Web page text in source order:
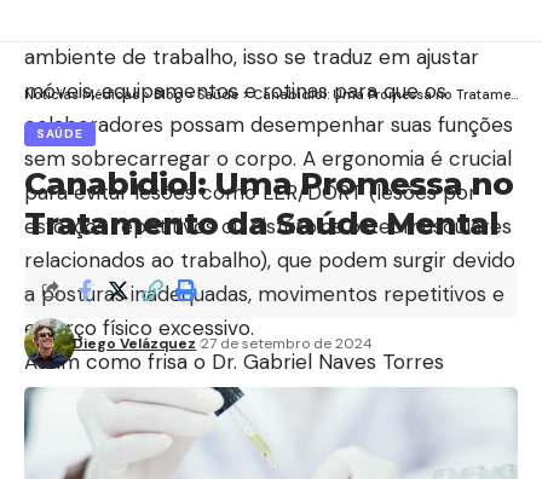
ambiente de trabalho, isso se traduz em ajustar
móveis, equipamentos e rotinas para que os
colaboradores possam desempenhar suas funções
sem sobrecarregar o corpo. A ergonomia é crucial
para evitar lesões como LER/DORT (lesões por
esforços repetitivos ou distúrbios osteomusculares
relacionados ao trabalho), que podem surgir devido
a posturas inadequadas, movimentos repetitivos e
esforço físico excessivo.
Assim como frisa o Dr. Gabriel Naves Torres
Borges, a implementação de uma boa ergonomia
não apenas reduz o risco de lesões, mas também
melhora a produtividade. Quando os funcionários
Notícias Médicas>Blog>Saúde >Canabidiol: Uma Promessa no Tratamento da Saúde Mental
SAÚDE
Canabidiol: Uma Promessa no
Tratamento da Saúde Mental
Diego Velázquez 27 de setembro de 2024